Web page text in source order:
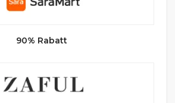
90% Rabatt